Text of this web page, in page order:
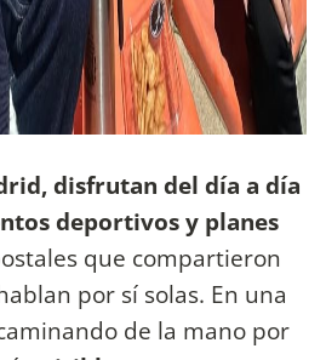
disfrutan del día a día
deportivos y planes
que compartieron
por sí solas. En una
de la mano por